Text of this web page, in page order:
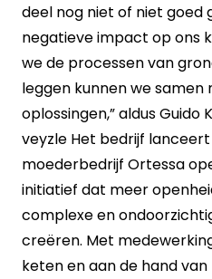
deel nog niet of niet goed
negatieve impact op ons
we de processen van
leggen kunnen we samen
oplossingen,” aldus
veyzle Het bedrijf
moederbedrijf Ortessa
initiatief dat meer
complexe en
creëren. Met
keten en aan de hand